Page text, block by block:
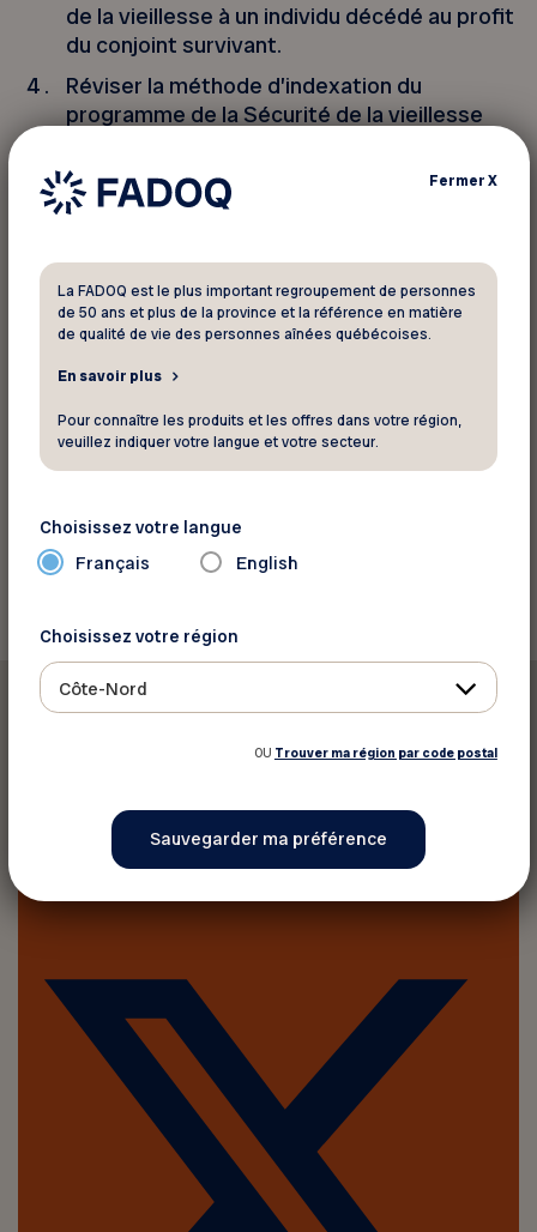
de la vieillesse à un individu décédé au profit
du conjoint survivant.
Réviser la méthode d’indexation du
programme de la Sécurité de la vieillesse
afin de prendre en compte la croissance des
salaires au Canada.
Rehausser le seuil maximal de rémunération
proches aidants.
Lire la suite
Retour aux actualités
Imprimer cet article
FermerX
La FADOQ est le plus important regroupement de personnes
de 50 ans et plus de la province et la référence en matière
de qualité de vie des personnes aînées québécoises.
En savoir plus
Pour connaître les produits et les offres dans votre région,
veuillez indiquer votre langue et votre secteur.
Choisissez votre langue
Français English
Choisissez votre région
Côte-Nord
OU Trouver ma région par code postal